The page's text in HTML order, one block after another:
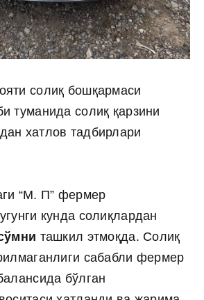
солиқ бошқармаси
туманида солиқ қарзини
хатлов тадбирлари
“М. П” фермер
кунда солиқлардан
ташкил этмоқда. Солиқ
сабабли фермер
бўлган